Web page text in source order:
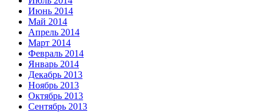
Июнь 2014
Май 2014
Апрель 2014
Март 2014
Февраль 2014
Январь 2014
Декабрь 2013
Ноябрь 2013
Октябрь 2013
Сентябрь 2013